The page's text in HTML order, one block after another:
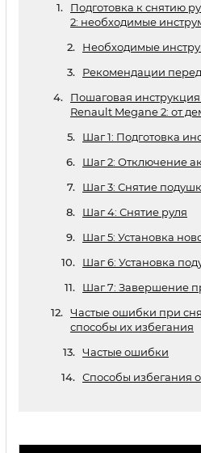
Подготовка к снятию
2: необходимые
Необходимые
Рекомендации
Пошаговая
Renault Megane 2: от
Шаг 1: Подготовка
Шаг 2: Отключение
Шаг 3: Снятие
Шаг 4: Снятие руля
Шаг 5: Установка
Шаг 6: Установка
Шаг 7: Завершение
Частые ошибки при
способы их избегания
Частые ошибки
Способы избегания